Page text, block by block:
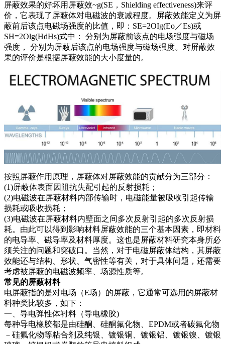
屏蔽效果的好坏用屏蔽效~g(SE，Shielding effectiveness)来评
价，它表现了屏蔽体对电磁波的衰减程度。屏蔽效能定义为屏
蔽前后该点电磁场强度的比值，即：SE=2OIg(Eo／Es)或
SH=2Olg(HdHs)式中： 分别为屏蔽前该点的电场强度与磁场
强度， 分别为屏蔽后该点的电场强度与磁场强度。对屏蔽效
果的评价是根据屏蔽效能的大小度量的。
按照屏蔽作用原理，屏蔽体对屏蔽效能的贡献分为三部分：
(1)屏蔽体表面因阻抗失配引起的反射损耗；
(2)电磁波在屏蔽材料内部传输时，电磁能量被吸收引起传输
损耗或吸收损耗；
(3)电磁波在屏蔽材料内壁面之间多次反射引起的多次反射损
耗。由此可以得到影响材料屏蔽效能的三个基本因素，即材料
的电导率、磁导率及材料厚度。这也是屏蔽材料研究本身所必
须关注的问题和突破口。当然，对于电磁屏蔽体结构，其屏蔽
效能还与结构、形状、气密性等有关，对于具体问题，还需要
考虑被屏蔽的电磁波频率、场源性质等。
常见的屏蔽材料
电屏蔽指的是对电场（E场）的屏蔽，它通常可选用的屏蔽材
料种类比较多，如下：
一、导电弹性体衬料（导电橡胶)
每种导电橡胶都是由硅酮、硅酮氟化物、EPDM或者碳氟化物
－硅氟化物等粘合剂及纯银、镀银铜、镀银铝、镀银镍、镀银